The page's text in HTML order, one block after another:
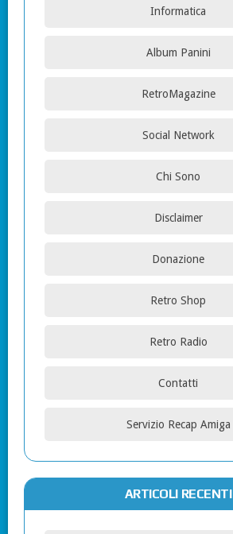
Informatica
Album Panini
RetroMagazine
Social Network
Chi Sono
Disclaimer
Donazione
Retro Shop
Retro Radio
Contatti
Servizio Recap Amiga
ARTICOLI RECENTI